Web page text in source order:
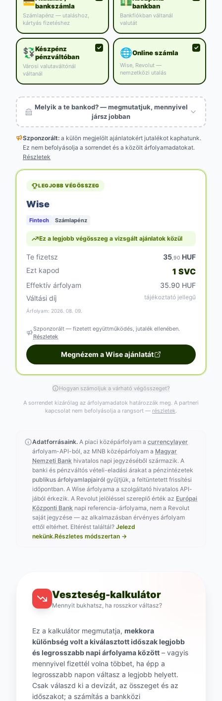
bankszámla
Számlapénz — utaláshoz,
kártyás fizetéshez
bankban
Bankfiókban váltanál
valutát
💱Készpénz
pénzváltóban
Városi valutaváltónál
váltanál
🌐Online számla
Wise, Revolut —
nemzetközi utalás
Melyik a te bankod? — megmutatjuk, mennyivel
jársz jobban
Szponzorált: a külön megjelölt ajánlatokért jutalékot kaphatunk.
Ez nem befolyásolja a sorrendet és a közölt árfolyamadatokat.
Részletek
LEGJOBB VÉGÖSSZEG
Wise
Fintech Számlapénz
Ez a legjobb végösszeg a vizsgált ajánlatok közül
Te fizetsz 35 ,90 HUF
Ezt kapod
1 SVC
Effektív árfolyam
35.90 HUF
Váltási díj
tájékoztató jellegű
Árfolyam: 2026. 08. 09.
Szponzorált — fizetett együttműködés, jutalék ellenében.
Részletek
Megnézem a Wise ajánlatát
Hogyan számoljuk a várható végösszeget?
A sorrendet kizárólag az árfolyamadatok határozzák meg. A partneri
kapcsolat nem befolyásolja a rangsort — részletek.
Adatforrásaink. A piaci középárfolyam a currencylayer
árfolyam-API-ból, az MNB középárfolyam a Magyar
Nemzeti Bank hivatalos napi jegyzéséből származik. A
banki és pénzváltós vételi-eladási árakat a pénzintézetek
publikus árfolyamlapjairól gyűjtjük, a feltüntetett frissítési
időpontban. A Wise árfolyama a szolgáltató hivatalos API-
jából érkezik. A Revolut jelöléssel szereplő érték az Európai
Központi Bank napi referencia-árfolyama, nem a Revolut
saját jegyzése — az alkalmazásban érvényes árfolyam
ettől eltérhet. Eltérést találtál? Jelezd
nekünk.Részletes módszertan →
Veszteség-kalkulátor
Mennyit bukhatsz, ha rosszkor váltasz?
Ez a kalkulátor megmutatja, mekkora
különbség volt a kiválasztott időszak legjobb
és legrosszabb napi árfolyama között – vagyis
mennyivel fizettél volna többet, ha épp a
legrosszabb napon váltasz a legjobb helyett.
Csak válaszd ki a devizát, az összeget és az
időszakot; a számítás a bankközi